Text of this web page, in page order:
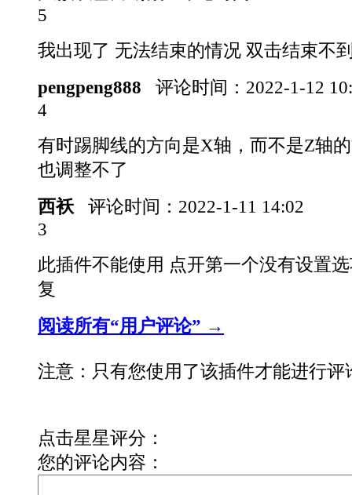
5
我出现了 无法结束的情况 双击结束不
pengpeng888
评论时间： 2022-1-12
4
有时踢脚线的方向是X轴，而不是Z轴
也调整不了
西袄
评论时间： 2022-1-11 14:02
3
此插件不能使用 点开第一个没有设置
复
阅读所有“用户评论” →
注意：只有您使用了该插件才能进行评
点击星星评分：
您的评论内容：